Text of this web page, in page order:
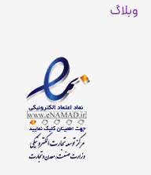
وبلاگ